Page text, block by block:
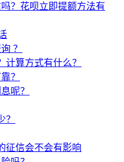
？花呗立即提额方法有
？
计算方式有什么？
？
呢？
？
征信会不会有影响